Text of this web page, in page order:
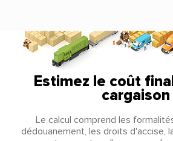
Estimez le coût
cargaison
Le calcul comprend les
dédouanement, les droits d'accise,